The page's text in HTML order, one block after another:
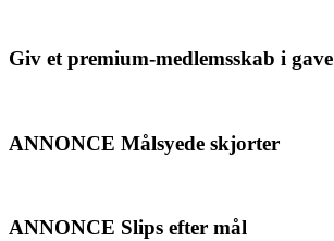
Giv et premium-medlemsskab i gave
ANNONCE Målsyede skjorter
ANNONCE Slips efter mål